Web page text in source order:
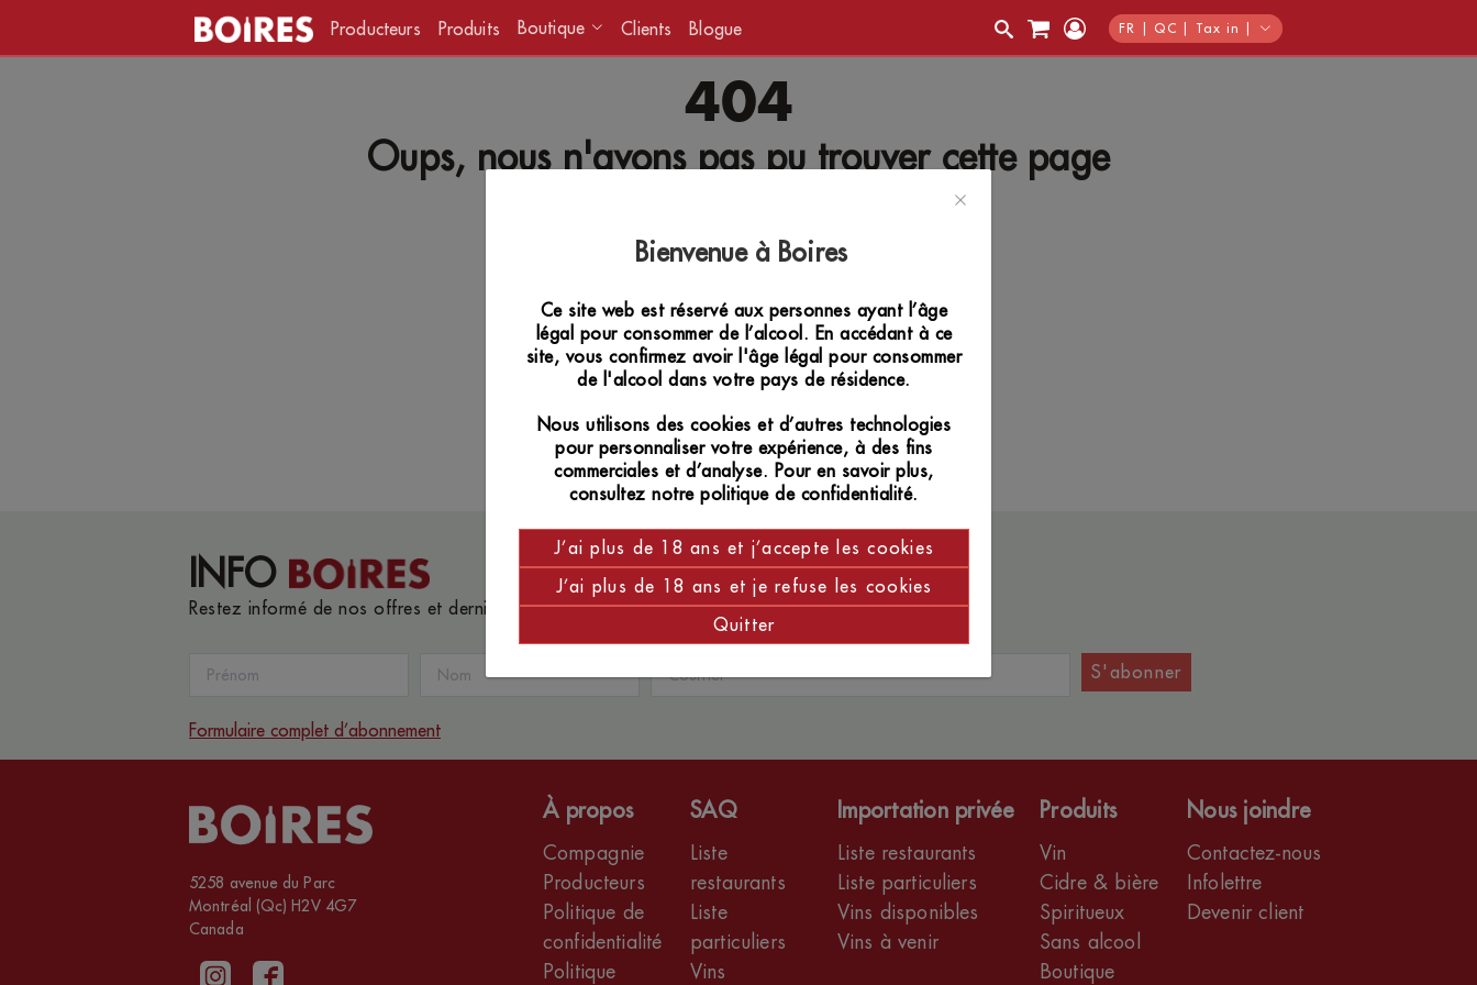
Producteurs Produits Boutique Clients Blogue FR | QC | Tax in |
404
Oups, nous n'avons pas pu trouver cette page
INFO
Restez informé de nos offres et dernières nouveautés
S'abonner
Formulaire complet d’abonnement
5258 avenue du Parc
Montréal (Qc) H2V 4G7
Canada
À propos
Compagnie
Producteurs
Politique de
confidentialité
Politique
SAQ
Liste
restaurants
Liste
particuliers
Vins
Importation privée
Liste restaurants
Liste particuliers
Vins disponibles
Vins à venir
Produits
Vin
Cidre & bière
Spiritueux
Sans alcool
Boutique
Nous joindre
Contactez-nous
Infolettre
Devenir client
Bienvenue à Boires
Ce site web est réservé aux personnes ayant l’âge
légal pour consommer de l’alcool. En accédant à ce
site, vous confirmez avoir l'âge légal pour consommer
de l'alcool dans votre pays de résidence.
Nous utilisons des cookies et d’autres technologies
pour personnaliser votre expérience, à des fins
commerciales et d’analyse. Pour en savoir plus,
consultez notre politique de confidentialité.
J’ai plus de 18 ans et j’accepte les cookies
J’ai plus de 18 ans et je refuse les cookies
Quitter